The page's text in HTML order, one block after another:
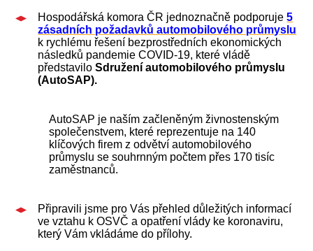
Hospodářská komora ČR jednoznačně podporuje5
zásadních požadavků automobilového průmyslu
k rychlému řešení bezprostředních ekonomických
následků pandemie COVID-19, které vládě
představiloSdružení automobilového průmyslu
(AutoSAP).
AutoSAP je naším začleněným živnostenským
společenstvem, které reprezentuje na 140
klíčových firem z odvětví automobilového
průmyslu se souhrnným počtem přes 170 tisíc
zaměstnanců.
Připravili jsme pro Vás přehled důležitých informací
ve vztahu k OSVČ a opatření vlády ke koronaviru,
který Vám vkládáme do přílohy.